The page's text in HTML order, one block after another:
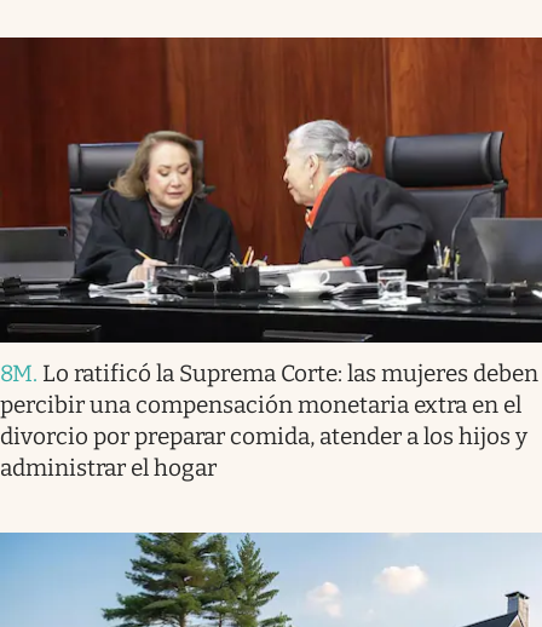
8M. Lo ratificó la Suprema Corte: las mujeres deben
percibir una compensación monetaria extra en el
divorcio por preparar comida, atender a los hijos y
administrar el hogar